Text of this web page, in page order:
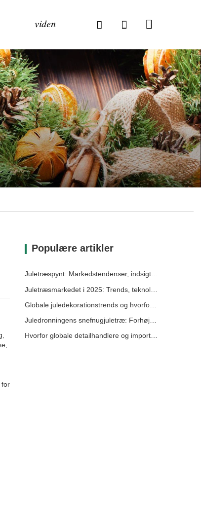
viden
for
Populære artikler
Juletræspynt: Markedstendenser, indsigt i forsyningskæden og indkøbsguide 2025
Hvorfor globale detailhandlere og importører vælger Christmas Queen: En omfattende B2B-guide til indkøb af juledekorationer